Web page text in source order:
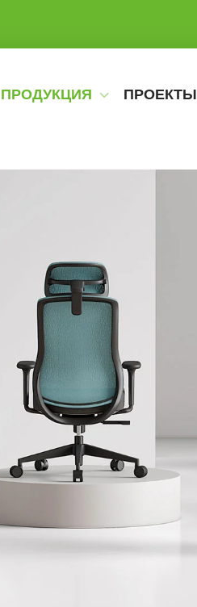
ПРОДУКЦИЯ ПРОЕКТЫ